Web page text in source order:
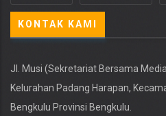
KONTAK KAMI
Jl. Musi (Sekretariat Bersama
Kelurahan Padang Harapan,
Bengkulu Provinsi Bengkulu.